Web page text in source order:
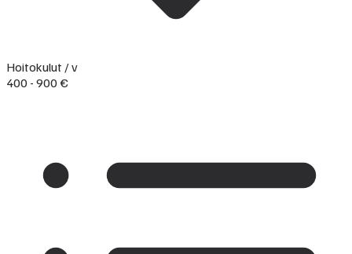
Hoitokulut / v
400 - 900 €